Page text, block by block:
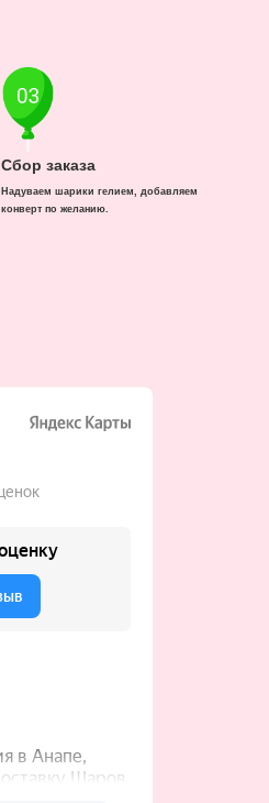
Сбор заказа
Надуваем шарики гелием, добавляем
конверт по желанию.